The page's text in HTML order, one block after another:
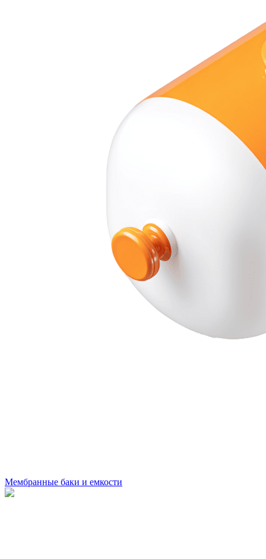
Мембранные баки и емкости